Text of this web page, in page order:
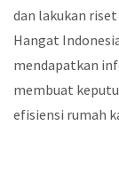
dan lakukan
Hangat
mendapatkan
membuat
efisiensi rumah